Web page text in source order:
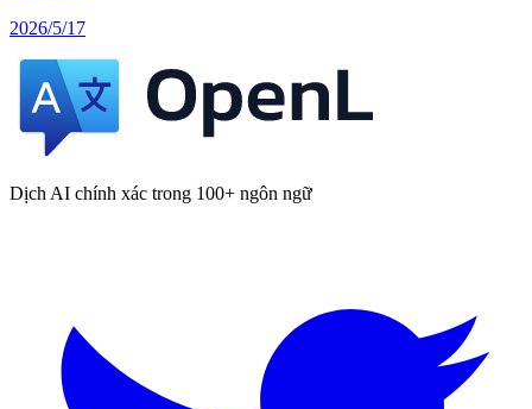
2026/5/17
Dịch AI chính xác trong 100+ ngôn ngữ